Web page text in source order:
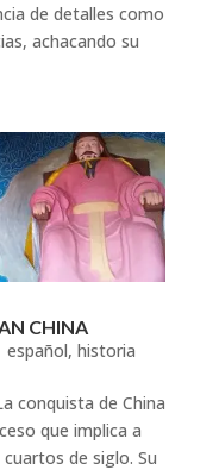
de detalles como
achacando su
CHINA
español, historia
conquista de China
que implica a
de siglo. Su